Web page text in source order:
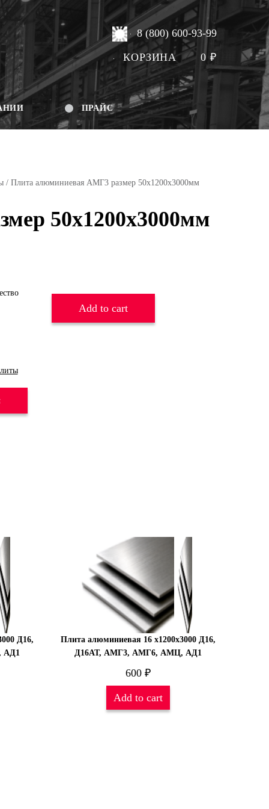
8 (800) 600-93-99
КОРЗИНА 0₽
ПРАЙС
/ Плита алюминиевая АМГ3 размер 50х1200х3000мм
50х1200х3000мм
Add to cart
Д16,
АД1
Плита алюминиевая 16 х1200х3000 Д16,
Д16АТ, АМГ3, АМГ6, АМЦ, АД1
600 ₽
Add to cart